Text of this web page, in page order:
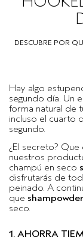
DESCUBRE POR
Hay algo
segundo día. Un
forma natural de
incluso el cuarto
segundo.
¿El secreto? Que
nuestros
champú en seco
disfrutarás de
peinado. A
que shampowder
seco.
1. AHORRA